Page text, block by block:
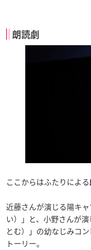
朗読劇
ここからはふたりによる
近藤さんが演じる陽キ
い）」と、小野さんが
とむ）」の幼なじみコ
トーリー。